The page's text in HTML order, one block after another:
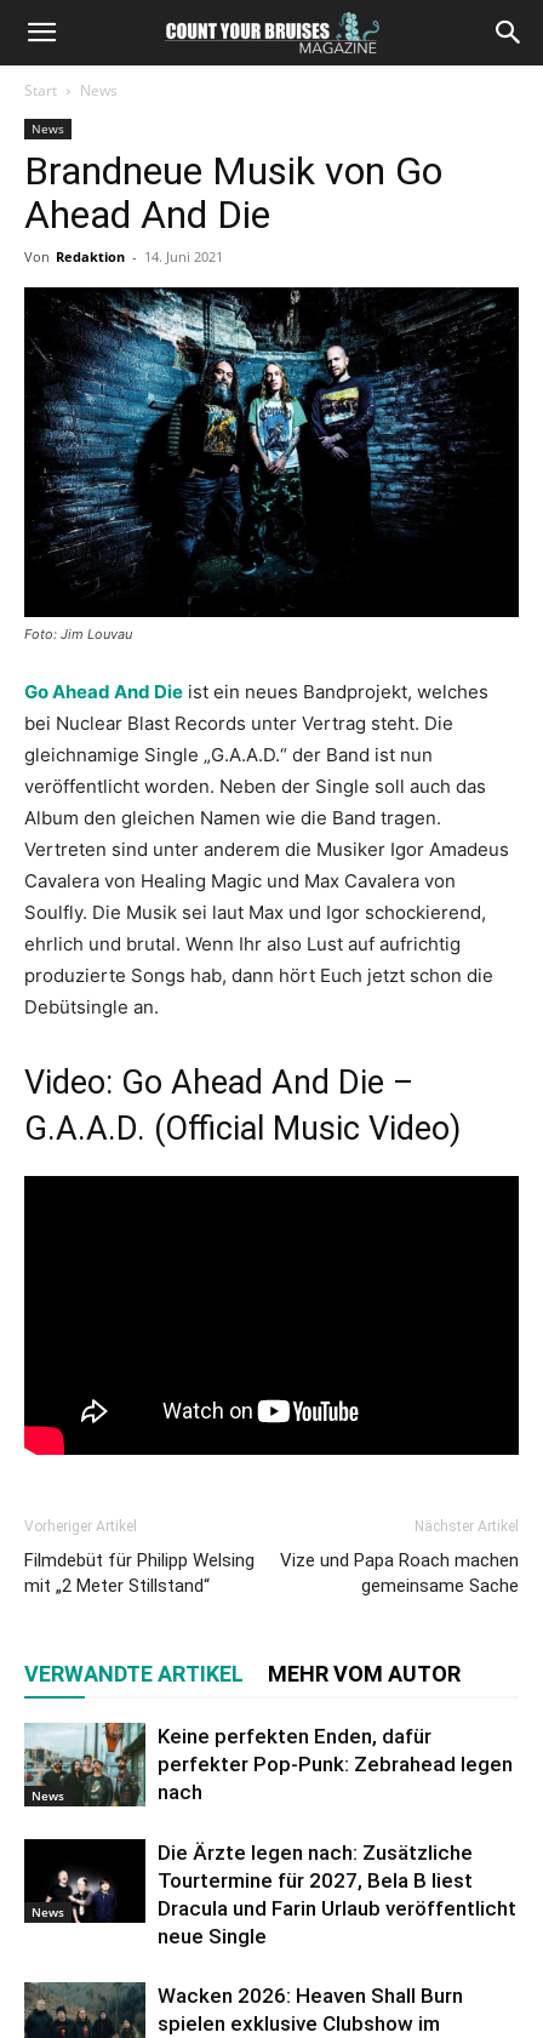
Start News
News
Brandneue Musik von Go
Ahead And Die
Von Redaktion - 14. Juni 2021
Foto: Jim Louvau
Go Ahead And Die ist ein neues Bandprojekt, welches
bei Nuclear Blast Records unter Vertrag steht. Die
gleichnamige Single „G.A.A.D.“ der Band ist nun
veröffentlicht worden. Neben der Single soll auch das
Album den gleichen Namen wie die Band tragen.
Vertreten sind unter anderem die Musiker Igor Amadeus
Cavalera von Healing Magic und Max Cavalera von
Soulfly. Die Musik sei laut Max und Igor schockierend,
ehrlich und brutal. Wenn Ihr also Lust auf aufrichtig
produzierte Songs hab, dann hört Euch jetzt schon die
Debütsingle an.
Video: Go Ahead And Die –
G.A.A.D. (Official Music Video)
Vorheriger Artikel
Filmdebüt für Philipp Welsing
mit „2 Meter Stillstand“
Nächster Artikel
Vize und Papa Roach machen
gemeinsame Sache
VERWANDTE ARTIKEL MEHR VOM AUTOR
News
Keine perfekten Enden, dafür
perfekter Pop-Punk: Zebrahead legen
nach
News
Die Ärzte legen nach: Zusätzliche
Tourtermine für 2027, Bela B liest
Dracula und Farin Urlaub veröffentlicht
neue Single
Wacken 2026: Heaven Shall Burn
spielen exklusive Clubshow im